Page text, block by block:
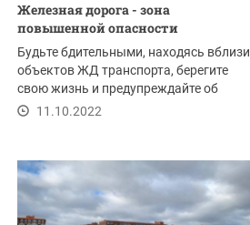
Железная дорога - зона
повышенной опасности
Будьте бдительными, находясь вблизи
объектов ЖД транспорта, берегите
свою жизнь и предупреждайте об
угрозах окружающих.
11.10.2022